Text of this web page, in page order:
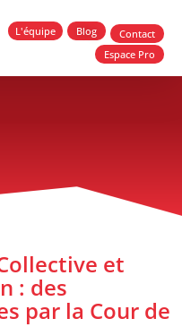
L'équipe Blog
Contact
Espace Pro
et
: des
par la Cour de